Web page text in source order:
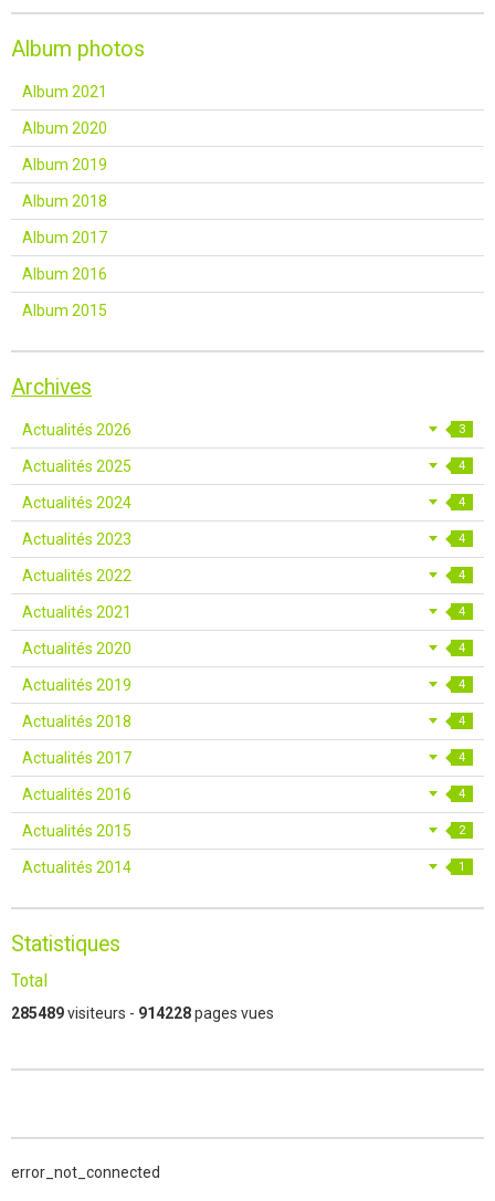
Album photos
Album 2021
Album 2020
Album 2019
Album 2018
Album 2017
Album 2016
Album 2015
Archives
Actualités 2026 3
Actualités 2025 4
Actualités 2024 4
Actualités 2023 4
Actualités 2022 4
Actualités 2021 4
Actualités 2020 4
Actualités 2019 4
Actualités 2018 4
Actualités 2017 4
Actualités 2016 4
Actualités 2015 2
Actualités 2014 1
Statistiques
Total
285489visiteurs - 914228pages vues
error_not_connected